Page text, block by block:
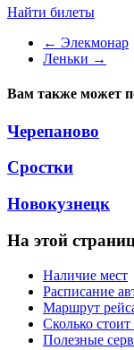
Найти билеты
← Элекмонар
Леньки →
Вам также может
Черепаново
Сростки
Новокузнецк
На этой
Наличие мест
Расписание
Маршрут
Сколько стоит
Полезные